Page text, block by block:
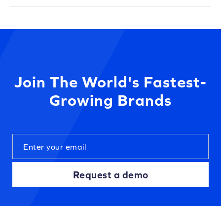
Join The World's Fastest-
Growing Brands
Request a demo